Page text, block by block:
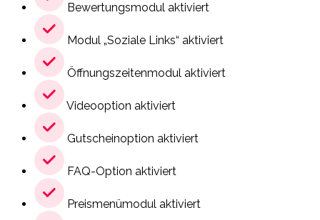
Bewertungsmodul aktiviert
Modul „Soziale Links“ aktiviert
Öffnungszeitenmodul aktiviert
Videooption aktiviert
Gutscheinoption aktiviert
FAQ-Option aktiviert
Preismenümodul aktiviert